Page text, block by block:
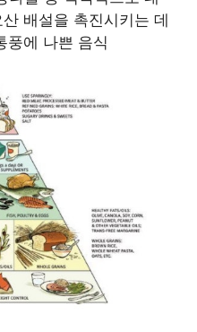
배설을 촉진시키는 데
풍에 나쁜 음식